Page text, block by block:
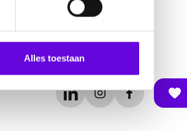
Alles toestaan